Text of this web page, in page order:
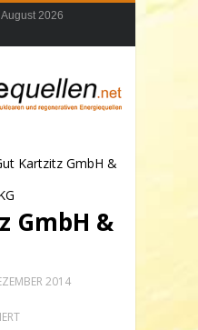
2026
Kartzitz GmbH &
GmbH &
2014
FÜR